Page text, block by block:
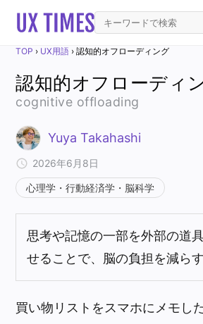
TOP › UX用語 ›認知的オフローディング
認知的オフローディ
cognitive offloading
Yuya Takahashi
2026年6月8日
心理学・行動経済学・脳科学
思考や記憶の一部を外部の道
せることで、脳の負担を減ら
買い物リストをスマホにメモし